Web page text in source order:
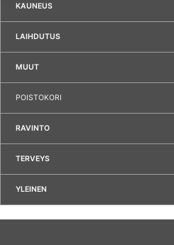
KAUNEUS
LAIHDUTUS
MUUT
POISTOKORI
RAVINTO
TERVEYS
YLEINEN